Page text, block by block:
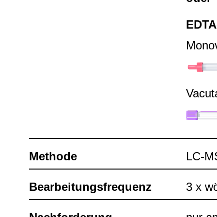
Methode LC-​
Bear­bei­tungs­fre­quenz 3 x